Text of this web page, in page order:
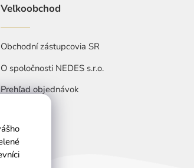
Veľkoobchod
Obchodní zástupcovia SR
O spoločnosti NEDES s.r.o.
Prehľad objednávok